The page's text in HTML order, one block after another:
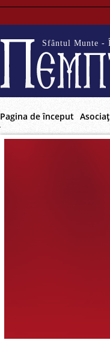
Sfântul Munte -
Pagina de început